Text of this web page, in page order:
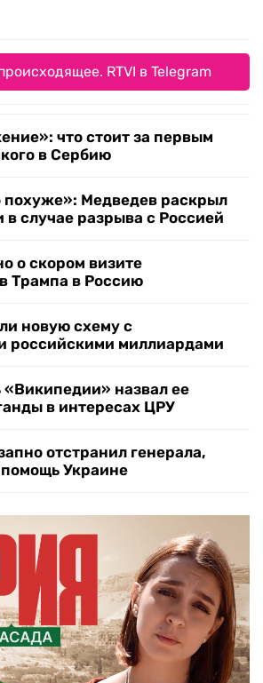
RTVI в Telegram
что стоит за первым
в Сербию
похуже»: Медведев раскрыл
случае разрыва с Россией
о скором визите
Трампа в Россию
новую схему с
российскими миллиардами
«Википедии» назвал ее
в интересах ЦРУ
отстранил генерала,
Украине